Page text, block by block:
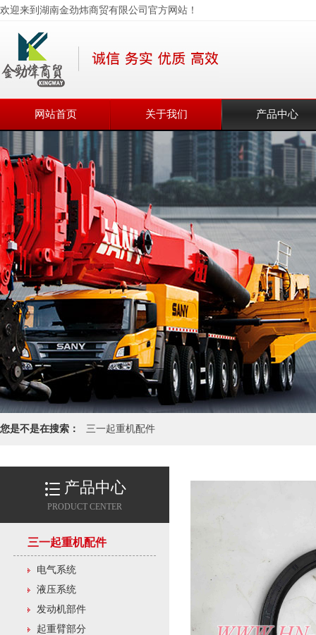
欢迎来到湖南金劲炜商贸有限公司官方网站！
网站首页 关于我们 产品中心
您是不是在搜索： 三一起重机配件
产品中心
PRODUCT CENTER
三一起重机配件
电气系统
液压系统
发动机部件
起重臂部分